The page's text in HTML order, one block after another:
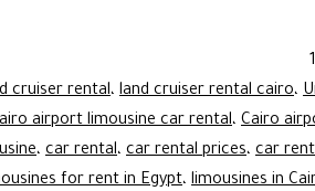
for
rent
cruiser rental، land cruiser rental cairo،
airport limousine car rental، Cairo
، car rental، car rental prices، car
for rent in Egypt، limousines in